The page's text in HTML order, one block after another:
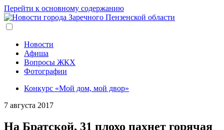
Перейти к основному содержанию
Новости
Афиша
Вопросы ЖКХ
Фотографии
Конкурс «Мой дом, мой двор»
7 августа 2017
На Братской, 31 плохо пахнет горячая